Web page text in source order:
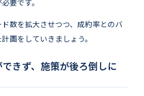
要です。
数を拡大させつつ、成約率とのバ
画をしていきましょう。
きず、施策が後ろ倒しに